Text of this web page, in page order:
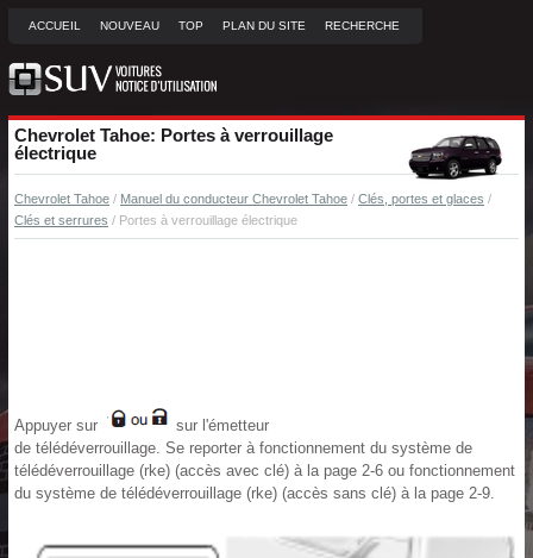
ACCUEIL NOUVEAU TOP PLAN DU SITE RECHERCHE
Chevrolet Tahoe: Portes à verrouillage
électrique
Chevrolet Tahoe / Manuel du conducteur Chevrolet Tahoe / Clés, portes et glaces /
Clés et serrures / Portes à verrouillage électrique
Appuyer sur
sur l'émetteur
de télédéverrouillage. Se reporter à fonctionnement du système de
télédéverrouillage (rke) (accès avec clé) à la page 2-6 ou fonctionnement
du système de télédéverrouillage (rke) (accès sans clé) à la page 2-9.